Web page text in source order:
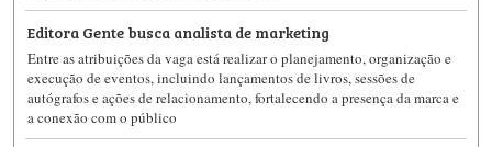
Editora Gente busca analista de marketing
Entre as atribuições da vaga está realizar o planejamento, organização e
execução de eventos, incluindo lançamentos de livros, sessões de
autógrafos e ações de relacionamento, fortalecendo a presença da marca e
a conexão com o público